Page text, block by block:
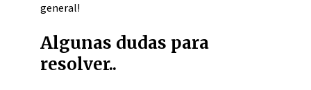
general!
Algunas dudas para
resolver..